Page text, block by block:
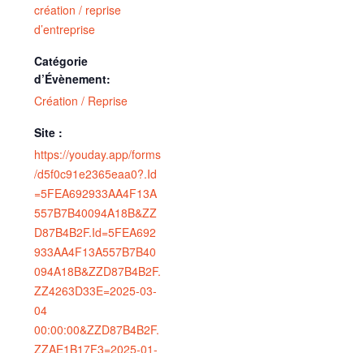
création / reprise
d’entreprise
Catégorie
d’Évènement:
Création / Reprise
Site :
https://youday.app/forms
/d5f0c91e2365eaa0?.Id
=5FEA692933AA4F13A
557B7B40094A18B&ZZ
D87B4B2F.Id=5FEA692
933AA4F13A557B7B40
094A18B&ZZD87B4B2F.
ZZ4263D33E=2025-03-
04
00:00:00&ZZD87B4B2F.
ZZAE1B17F3=2025-01-